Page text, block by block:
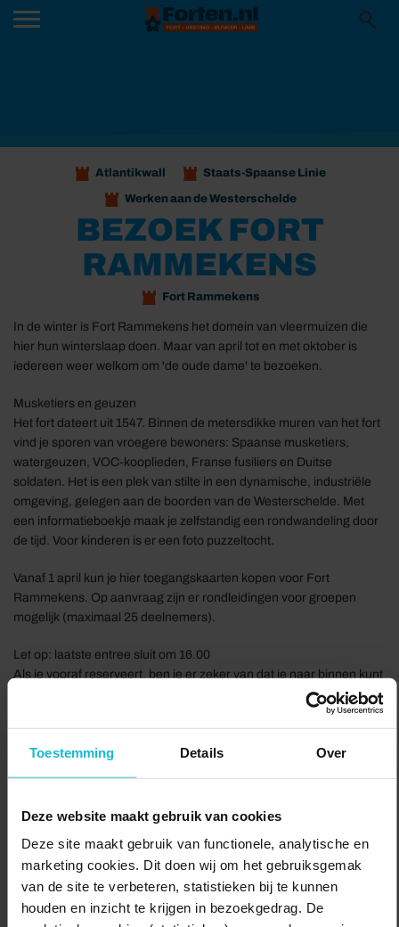
Toestemming Details Over
Deze website maakt gebruik van cookies
Deze site maakt gebruik van functionele, analytische en
marketing cookies. Dit doen wij om het gebruiksgemak
van de site te verbeteren, statistieken bij te kunnen
houden en inzicht te krijgen in bezoekgedrag. De
Atlantikwall Staats-Spaanse Linie
Werken aan de Westerschelde
BEZOEK FORT
RAMMEKENS
Fort Rammekens
In de winter is Fort Rammekens het domein van vleermuizen die
hier hun winterslaap doen. Maar van april tot en met oktober is
iedereen weer welkom om 'de oude dame' te bezoeken.
Musketiers en geuzen
Het fort dateert uit 1547. Binnen de metersdikke muren van het fort
vind je sporen van vroegere bewoners: Spaanse musketiers,
watergeuzen, VOC-kooplieden, Franse fusiliers en Duitse
soldaten. Het is een plek van stilte in een dynamische, industriële
omgeving, gelegen aan de boorden van de Westerschelde. Met
een informatieboekje maak je zelfstandig een rondwandeling door
de tijd. Voor kinderen is er een foto puzzeltocht.
Vanaf 1 april kun je hier toegangskaarten kopen voor Fort
Rammekens. Op aanvraag zijn er rondleidingen voor groepen
mogelijk (maximaal 25 deelnemers).
Let op: laatste entree sluit om 16.00
Als je vooraf reserveert, ben je er zeker van dat je naar binnen kunt
Bij de ingang krijg je een informatieboekje met de looproute en
informatie over onderdelen van het fort. Er gaat geen gids mee. De
route duurt ongeveer 1,5 uur. Voor kinderen is er een puzzeltocht.
Liever geen honden.
Koop kaartjes voor Bezoek Fort Rammekens
https://tickets.staatsbosbeheer.nl/staatsbosbeheer/nl/flow_configs/
uw-kaartjes/z_event/15198